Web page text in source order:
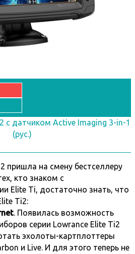
с датчиком Active Imaging 3-in-1
(рус.)
пришла на смену бестселлеру
кто знаком с
Elite Ti, достаточно знать, что
Ti2:
. Появилась возможность
серии Lowrance Elite Ti2
эхолоты-картплоттеры
и Live. И для этого теперь не